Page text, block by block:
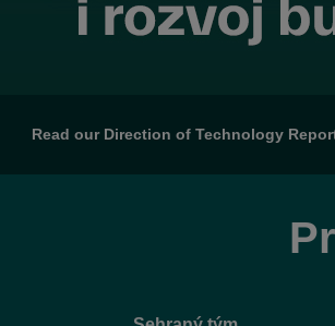
Read our Direction of Technology